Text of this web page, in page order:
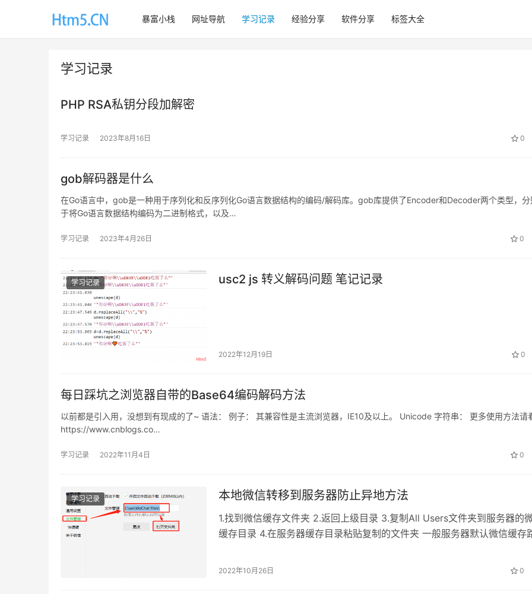
暴富小栈 网址导航 学习记录 经验分享 软件分享 标签大全
学习记录
PHP RSA私钥分段加解密
学习记录 2023年8月16日 0
gob解码器是什么
在Go语言中，gob是一种用于序列化和反序列化Go语言数据结构的编码/解码库。gob库提供了Encoder和Decoder两个类型，分
于将Go语言数据结构编码为二进制格式，以及…
学习记录 2023年4月26日 0
学习记录 usc2 js 转义解码问题 笔记记录
2022年12月19日 0
每日踩坑之浏览器自带的Base64编码解码方法
以前都是引入用，没想到有现成的了~ 语法： 例子： 其兼容性是主流浏览器，IE10及以上。 Unicode 字符串： 更多使用方法请
https://www.cnblogs.co…
学习记录 2022年11月4日 0
学习记录 本地微信转移到服务器防止异地方法
1.找到微信缓存文件夹 2.返回上级目录 3.复制All Users文件夹到服务器的
缓存目录 4.在服务器缓存目录粘贴复制的文件夹 一般服务器默认微信缓存
2022年10月26日 0